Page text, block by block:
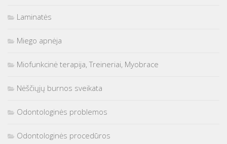
Laminatės
Miego apnėja
Miofunkcinė terapija, Treineriai, Myobrace
Nėščiųjų burnos sveikata
Odontologinės problemos
Odontologinės procedūros